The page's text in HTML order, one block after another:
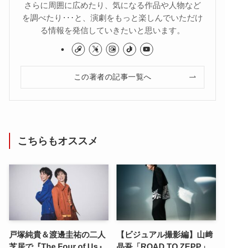
さらに周囲に広めたり、気になる作品や人物など
を調べたり･･･と、演劇をもっと楽しんでいただけ
る情報を発信していきたいと思います。
この著者の記事一覧へ
こちらもオススメ
戸塚純貴＆渡邊圭祐の二人
【ビジュアル撮影編】山﨑